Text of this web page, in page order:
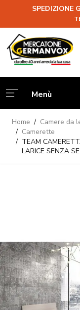
SPEDIZIONE
Salta al contenuto
Menù
Home / Camere da
/ Camerette
/ TEAM
LARICE SENZA